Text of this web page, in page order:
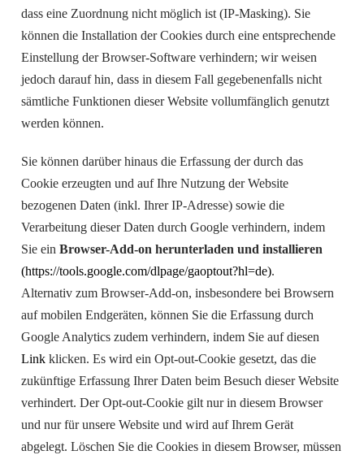
dass eine Zuordnung nicht möglich ist (IP-Masking). Sie
können die Installation der Cookies durch eine entsprechende
Einstellung der Browser-Software verhindern; wir weisen
jedoch darauf hin, dass in diesem Fall gegebenenfalls nicht
sämtliche Funktionen dieser Website vollumfänglich genutzt
werden können.
Sie können darüber hinaus die Erfassung der durch das
Cookie erzeugten und auf Ihre Nutzung der Website
bezogenen Daten (inkl. Ihrer IP-Adresse) sowie die
Verarbeitung dieser Daten durch Google verhindern, indem
Sie einBrowser-Add-on herunterladen und installieren
(https://tools.google.com/dlpage/gaoptout?hl=de).
Alternativ zum Browser-Add-on, insbesondere bei Browsern
auf mobilen Endgeräten, können Sie die Erfassung durch
Google Analytics zudem verhindern, indem Sie auf diesen
Link klicken. Es wird ein Opt-out-Cookie gesetzt, das die
zukünftige Erfassung Ihrer Daten beim Besuch dieser Website
verhindert. Der Opt-out-Cookie gilt nur in diesem Browser
und nur für unsere Website und wird auf Ihrem Gerät
abgelegt. Löschen Sie die Cookies in diesem Browser, müssen